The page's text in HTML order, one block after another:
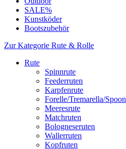
SALE%
Kunstköder
Bootszubehör
Zur Kategorie Rute & Rolle
Rute
Spinnrute
Feederruten
Karpfenrute
Forelle/Tremarella/Spoon
Meeresrute
Matchruten
Bologneseruten
Wallerruten
Kopfruten